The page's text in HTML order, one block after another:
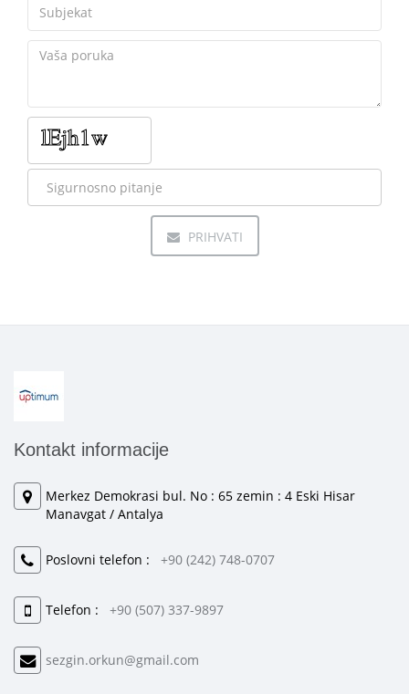
PRIHVATI
Kontakt informacije
Merkez Demokrasi bul. No : 65 zemin : 4 Eski Hisar
Manavgat / Antalya
Poslovni telefon : +90 (242) 748-0707
Telefon : +90 (507) 337-9897
sezgin.orkun@gmail.com